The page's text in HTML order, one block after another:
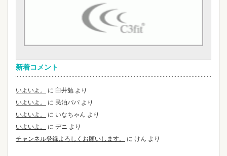
新着コメント
いよいよ。 に 臼井勉 より
いよいよ。
に 民泊パパ より
いよいよ。
に いなちゃん より
いよいよ。
に デニ より
チャンネル登録よろしくお願いします。
に けん より